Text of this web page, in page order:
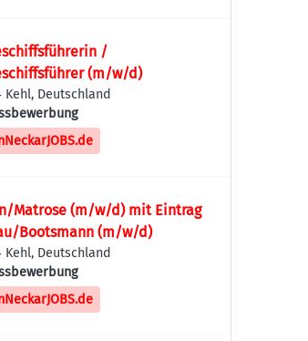
/
(m/w/d)
Kehl, Deutschland
Matrose (m/w/d) mit Eintrag
Bootsmann (m/w/d)
Kehl, Deutschland